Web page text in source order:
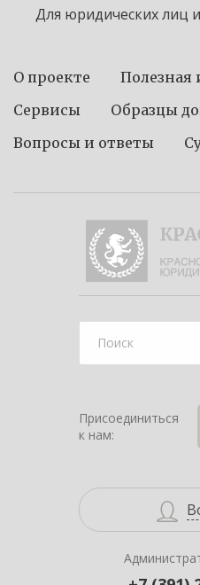
Для юридических лиц
О проекте
Сервисы
Образцы
Вопросы и ответы
Присоединиться
к нам: